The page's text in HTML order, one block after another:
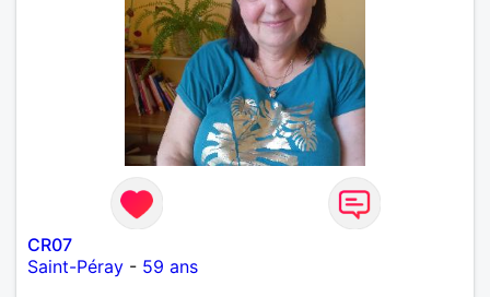
CR07
Saint-Péray - 59 ans